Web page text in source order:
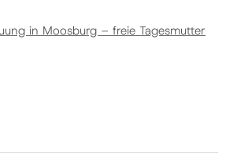
in Moosburg – freie Tagesmutter